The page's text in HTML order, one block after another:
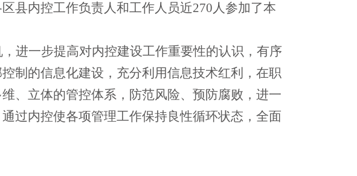
县内控工作负责人和工作人员近270人参加了本
进一步提高对内控建设工作重要性的认识，有序
制的信息化建设，充分利用信息技术红利，在职
、立体的管控体系，防范风险、预防腐败，进一
过内控使各项管理工作保持良性循环状态，全面